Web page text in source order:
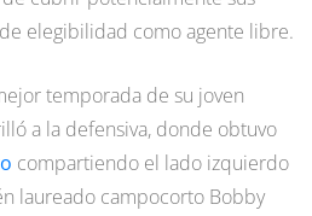
elegibilidad como agente libre.
temporada de su joven
a la defensiva, donde obtuvo
compartiendo el lado izquierdo
laureado campocorto Bobby